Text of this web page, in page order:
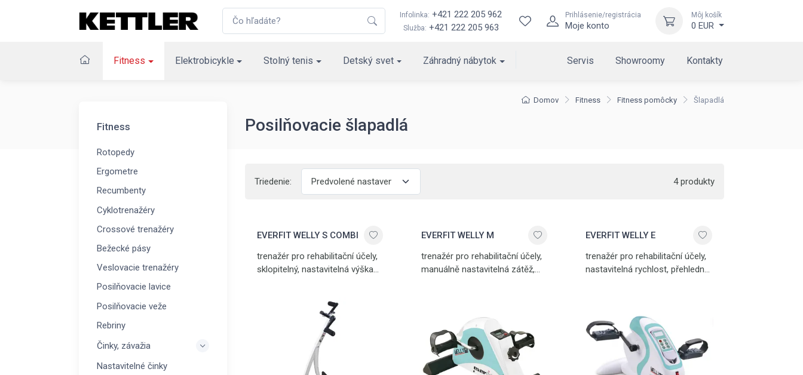
Infolinka: +421 222 205 962
Služba: +421 222 205 963
Prihlásenie/registrácia
Moje konto
Môj košík
0 EUR
Fitness Elektrobicykle Stolný tenis Detský svet Záhradný nábytok Servis Showroomy Kontakty
Domov Fitness Fitness pomôcky Šlapadlá
Posilňovacie šlapadlá
Fitness
Rotopedy
Ergometre
Recumbenty
Cyklotrenažéry
Crossové trenažéry
Bežecké pásy
Veslovacie trenažéry
Posilňovacie lavice
Posilňovacie veže
Rebriny
Činky, závažia
Nastavitelné činky
Triedenie: 4 produkty
EVERFIT WELLY S COMBI
trenažér pro rehabilitační účely,
sklopitelný, nastavitelná výška
EVERFIT WELLY M
trenažér pro rehabilitační účely,
manuálně nastavitelná zátěž,
EVERFIT WELLY E
trenažér pro rehabilitační účely,
nastavitelná rychlost, přehledný